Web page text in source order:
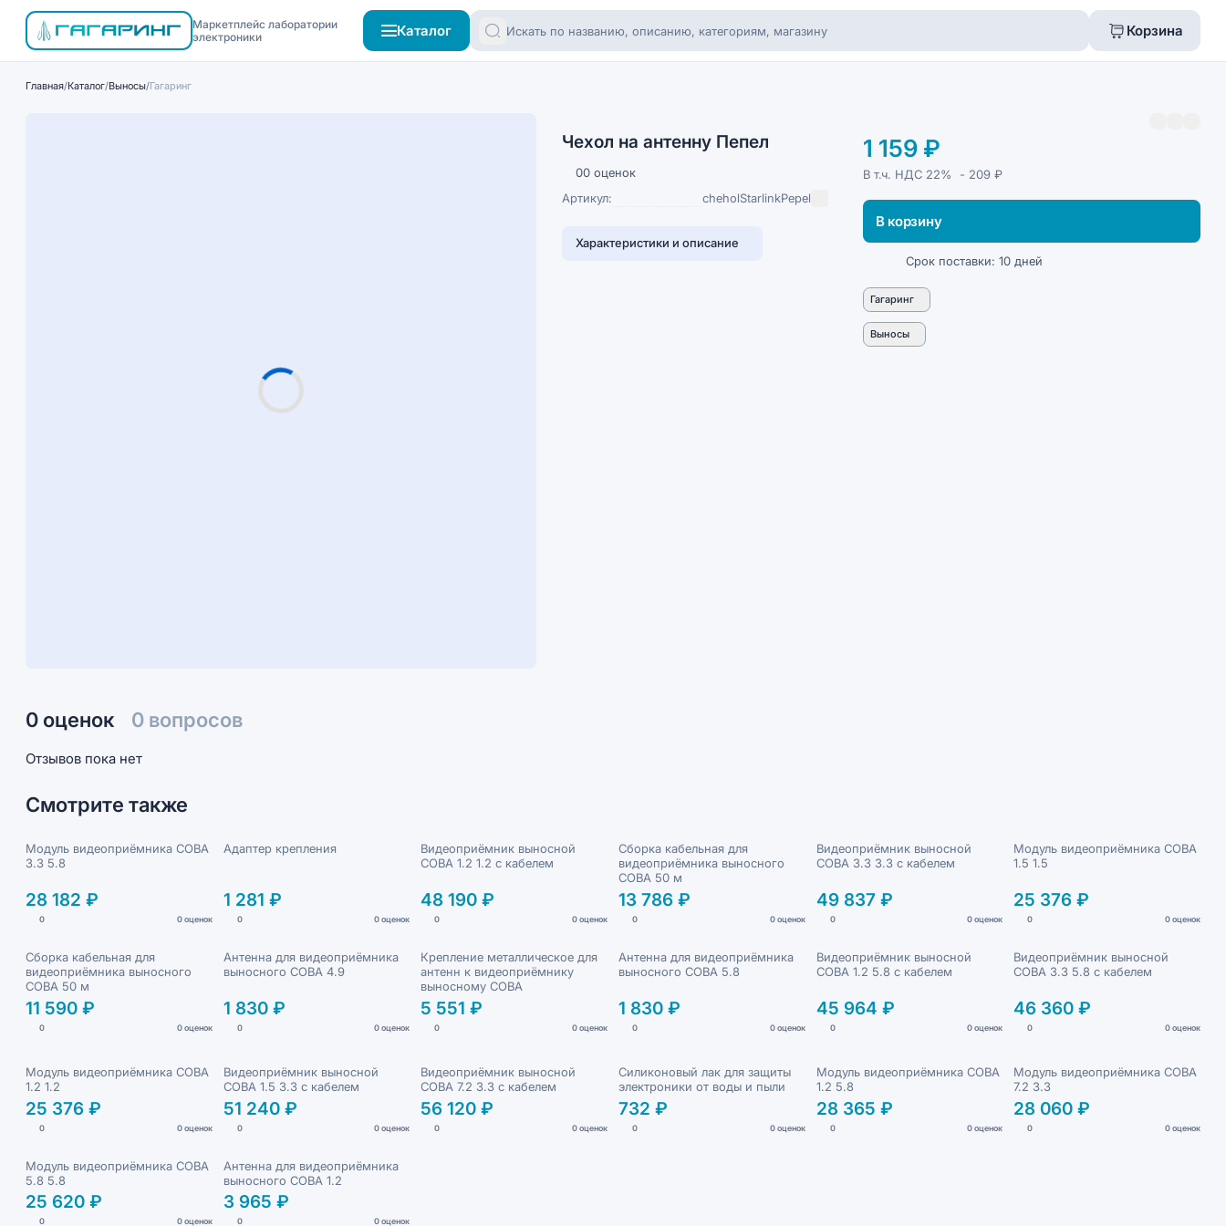
Маркетплейс лаборатории
электроники
Каталог Корзина
Главная/Каталог/Выносы/Гагаринг
Чехол на антенну Пепел
00 оценок
Артикул:
cheholStarlinkPepel
Характеристики и описание
1 159 ₽
В т.ч. НДС 22% - 209 ₽
В корзину
Срок поставки: 10 дней
Гагаринг
Выносы
0 оценок 0 вопросов
Отзывов пока нет
Смотрите также
Модуль видеоприёмника СОВА
3.3 5.8
28 182 ₽
0 0 оценок
Адаптер крепления
1 281 ₽
0 0 оценок
Видеоприёмник выносной
СОВА 1.2 1.2 с кабелем
48 190 ₽
0 0 оценок
Сборка кабельная для
видеоприёмника выносного
СОВА 50 м
13 786 ₽
0 0 оценок
Видеоприёмник выносной
СОВА 3.3 3.3 с кабелем
49 837 ₽
0 0 оценок
Модуль видеоприёмника СОВА
1.5 1.5
25 376 ₽
0 0 оценок
Сборка кабельная для
видеоприёмника выносного
СОВА 50 м
11 590 ₽
0 0 оценок
Антенна для видеоприёмника
выносного СОВА 4.9
1 830 ₽
0 0 оценок
Крепление металлическое для
антенн к видеоприёмнику
выносному СОВА
5 551 ₽
0 0 оценок
Антенна для видеоприёмника
выносного СОВА 5.8
1 830 ₽
0 0 оценок
Видеоприёмник выносной
СОВА 1.2 5.8 с кабелем
45 964 ₽
0 0 оценок
Видеоприёмник выносной
СОВА 3.3 5.8 с кабелем
46 360 ₽
0 0 оценок
Модуль видеоприёмника СОВА
1.2 1.2
25 376 ₽
0 0 оценок
Видеоприёмник выносной
СОВА 1.5 3.3 с кабелем
51 240 ₽
0 0 оценок
Видеоприёмник выносной
СОВА 7.2 3.3 с кабелем
56 120 ₽
0 0 оценок
Силиконовый лак для защиты
электроники от воды и пыли
732 ₽
0 0 оценок
Модуль видеоприёмника СОВА
1.2 5.8
28 365 ₽
0 0 оценок
Модуль видеоприёмника СОВА
7.2 3.3
28 060 ₽
0 0 оценок
Модуль видеоприёмника СОВА
5.8 5.8
25 620 ₽
0 0 оценок
Антенна для видеоприёмника
выносного СОВА 1.2
3 965 ₽
0 0 оценок